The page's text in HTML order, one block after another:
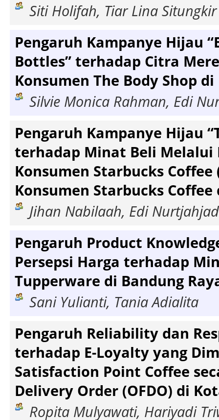
Siti Holifah, Tiar Lina Situngkir
Pengaruh Kampanye Hijau
Bottles” terhadap Citra
Konsumen The Body Shop
Silvie Monica Rahman, Edi
Pengaruh Kampanye Hijau
terhadap Minat Beli Melalui
Konsumen Starbucks Coffee
Konsumen Starbucks
Jihan Nabilaah, Edi
Pengaruh Product
Persepsi Harga terhadap
Tupperware di Bandung
Sani Yulianti, Tania Adialita
Pengaruh Reliability dan
terhadap E-Loyalty yang
Satisfaction Point Coffee
Delivery Order (OFDO) di
Ropita Mulyawati, Hariyadi